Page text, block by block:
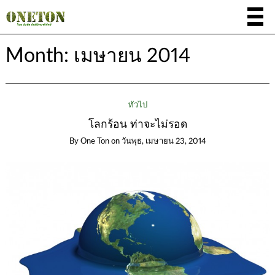
Month: เมษายน 2014
ทั่วไป
โลกร้อน ท่าจะไม่รอด
By One Ton on วันพุธ, เมษายน 23, 2014